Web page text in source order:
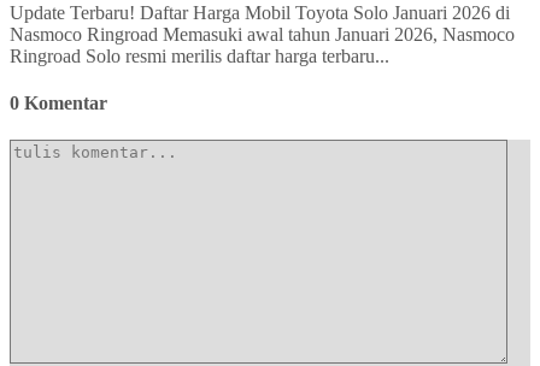
Update Terbaru! Daftar Harga Mobil Toyota Solo Januari 2026 di
Nasmoco Ringroad Memasuki awal tahun Januari 2026, Nasmoco
Ringroad Solo resmi merilis daftar harga terbaru...
0 Komentar